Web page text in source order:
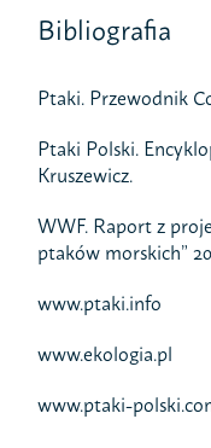
Bibliografia
Ptaki. Przewodnik
Ptaki Polski.
Kruszewicz.
WWF. Raport z
ptaków morskich”
www.ptaki.info
www.ekologia.pl
www.ptaki-